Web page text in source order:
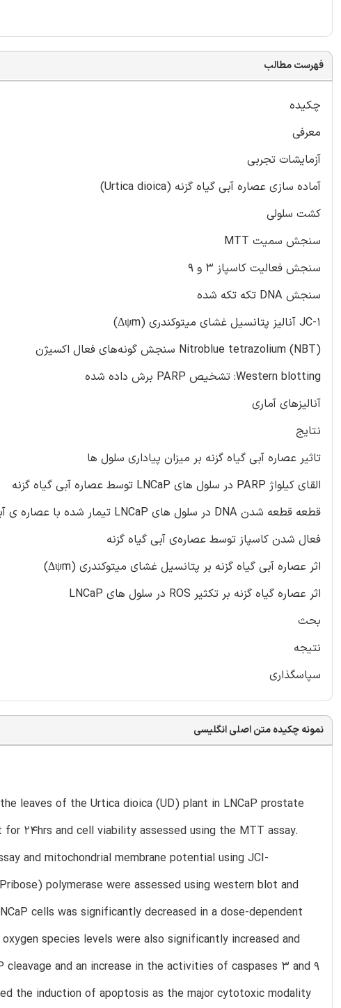
فهرست مطالب
چکیده
معرفی
آزمایشات تجربی
آماده سازی عصاره آبی گیاه گزنه (Urtica dioica)
کشت سلولی
سنجش سمیت MTT
سنجش فعالیت کاسپاز 3 و 9
سنجش DNA تکه تکه شده
JC-1 آنالیز پتانسیل غشای میتوکندری (Δψm)
Nitroblue tetrazolium (NBT) سنجش گونه‌های فعال اکسیژن
Western blotting: تشخیص PARP برش داده شده
آنالیزهای آماری
نتایج
تاثیر عصاره آبی گیاه گزنه بر میزان پیاداری سلول ها
القای کیلواژ PARP در سلول های LNCaP توسط عصاره آبی گیاه گزنه
قطعه قطعه شدن DNA در سلول های LNCaP تیمار شده با عصاره ی آبی گیاه گزنه
فعال شدن کاسپاز توسط عصاره‌ی آبی گیاه گزنه
اثر عصاره آبی گیاه گزنه بر پتانسیل غشای میتوکندری (Δψm)
اثر عصاره گیاه گزنه بر تکثیر ROS در سلول های LNCaP
بحث
نتیجه
سپاسگذاری
نمونه چکیده متن اصلی انگلیسی
leaves of the Urtica dioica (UD) plant in LNCaP prostate
24hrs and cell viability assessed using the MTT assay.
and mitochondrial membrane potential using JCI-
polymerase were assessed using western blot and
cells was significantly decreased in a dose-dependent
species levels were also significantly increased and
and an increase in the activities of caspases 3 and 9
the induction of apoptosis as the major cytotoxic modality